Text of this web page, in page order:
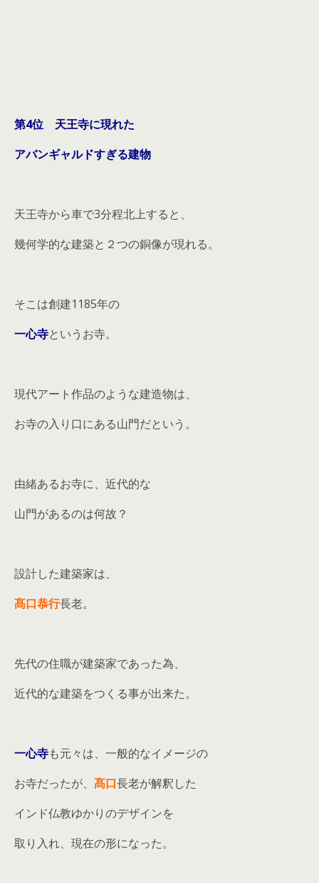
第4位 天王寺に現れた
アバンギャルドすぎる建物
天王寺から車で3分程北上すると、
幾何学的な建築と２つの銅像が現れる。
そこは創建1185年の
一心寺というお寺。
現代アート作品のような建造物は、
お寺の入り口にある山門だという。
由緒あるお寺に、近代的な
山門があるのは何故？
設計した建築家は、
髙口恭行長老。
先代の住職が建築家であった為、
近代的な建築をつくる事が出来た。
一心寺も元々は、一般的なイメージの
お寺だったが、 髙口長老が解釈した
インド仏教ゆかりのデザインを
取り入れ、現在の形になった。